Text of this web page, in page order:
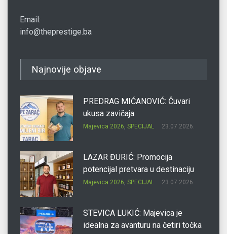
Email:
info@theprestige.ba
Najnovije objave
PREDRAG MIĆANOVIĆ: Čuvari
ukusa zavičaja
Majevica 2026, SPECIJAL 23.07.2026.
LAZAR ĐURIĆ: Promocija
potencijal pretvara u destinaciju
Majevica 2026, SPECIJAL 23.07.2026.
STEVICA LUKIĆ: Majevica je
idealna za avanturu na četiri točka